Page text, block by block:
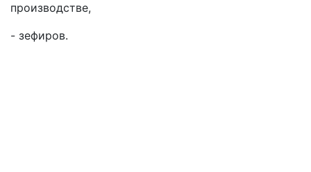
производстве,
- зефиров.